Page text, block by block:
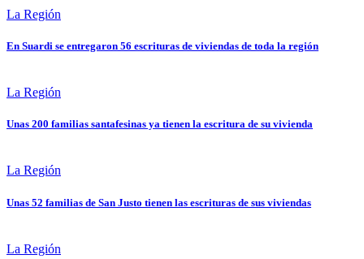
La Región
En Suardi se entregaron 56 escrituras de viviendas de toda la región
La Región
Unas 200 familias santafesinas ya tienen la escritura de su vivienda
La Región
Unas 52 familias de San Justo tienen las escrituras de sus viviendas
La Región